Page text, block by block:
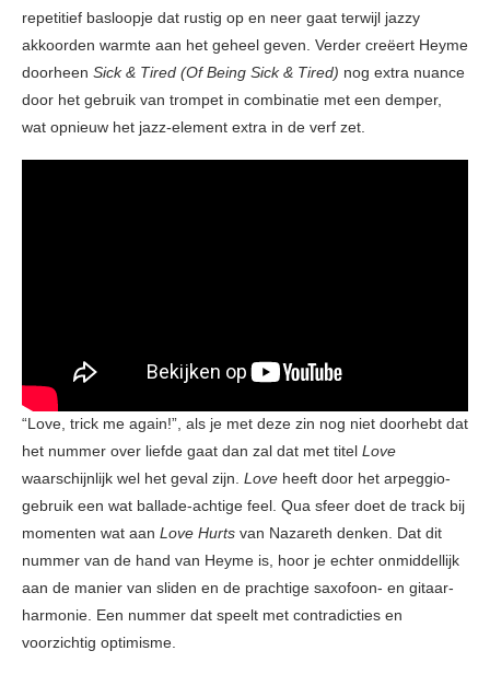
repetitief basloopje dat rustig op en neer gaat terwijl jazzy
akkoorden warmte aan het geheel geven. Verder creëert Heyme
doorheen Sick & Tired (Of Being Sick & Tired) nog extra nuance
door het gebruik van trompet in combinatie met een demper,
wat opnieuw het jazz-element extra in de verf zet.
“Love, trick me again!”, als je met deze zin nog niet doorhebt dat
het nummer over liefde gaat dan zal dat met titel Love
waarschijnlijk wel het geval zijn. Love heeft door het arpeggio-
gebruik een wat ballade-achtige feel. Qua sfeer doet de track bij
momenten wat aan Love Hurts van Nazareth denken. Dat dit
nummer van de hand van Heyme is, hoor je echter onmiddellijk
aan de manier van sliden en de prachtige saxofoon- en gitaar-
harmonie. Een nummer dat speelt met contradicties en
voorzichtig optimisme.